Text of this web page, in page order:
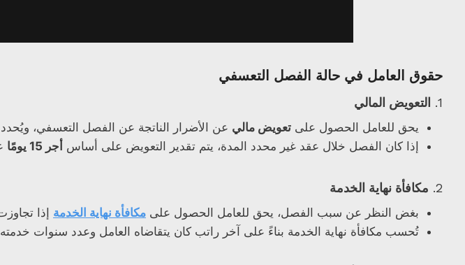
حقوق العامل في حالة الفصل التعسفي
1. التعويض المالي
يحق للعامل الحصول على تعويض مالي عن الأضرار الناتجة عن الفصل التعسفي،
إذا كان الفصل خلال عقد غير محدد المدة، يتم تقدير التعويض على أساس أجر 15 يومًا
2. مكافأة نهاية الخدمة
بغض النظر عن سبب الفصل، يحق للعامل الحصول على مكافأة نهاية الخدمة إذا
تُحسب مكافأة نهاية الخدمة بناءً على آخر راتب كان يتقاضاه العامل وعدد سنوات